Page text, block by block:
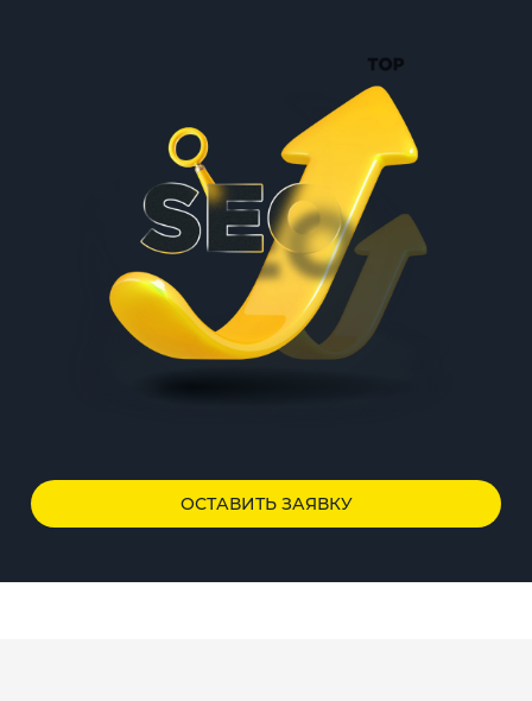
ОСТАВИТЬ ЗАЯВКУ